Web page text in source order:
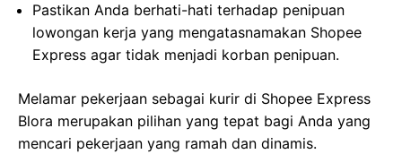
Pastikan Anda berhati-hati terhadap penipuan
lowongan kerja yang mengatasnamakan Shopee
Express agar tidak menjadi korban penipuan.
Melamar pekerjaan sebagai kurir di Shopee Express
Blora merupakan pilihan yang tepat bagi Anda yang
mencari pekerjaan yang ramah dan dinamis.